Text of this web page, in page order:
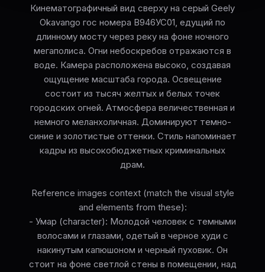
Кинематографичный вид сверху на серый Geely
Okavango гос номера В946УС01, едущий по
длинному мосту через реку на фоне ночного
мегаполиса. Огни небоскребов отражаются в
воде. Камера расположена высоко, создавая
ощущение масштаба города. Освещение
состоит из тысяч желтых и белых точек
городских огней. Атмосфера величественная и
немного меланхоличная. Доминируют темно-
синие и золотистые оттенки. Стиль напоминает
кадры из высокобюджетных криминальных
драм.
Reference images context (match the visual style
and elements from these):
- Умар (character): Молодой человек с темными
волосами и глазами, одетый в черное худи с
накинутым капюшоном и черный пуховик. Он
стоит на фоне светлой стены в помещении, над